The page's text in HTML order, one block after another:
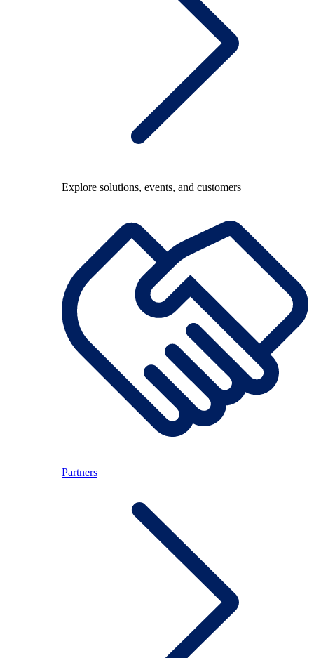
Explore solutions, events, and customers
Partners